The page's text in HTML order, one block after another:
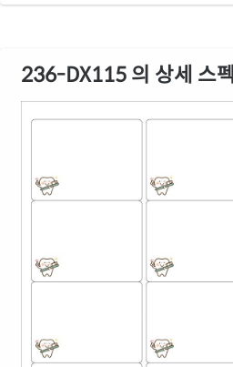
236-DX115 의 상세 스펙